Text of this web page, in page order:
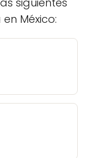
México: